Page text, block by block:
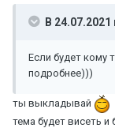
В 24.07.2021
Если будет кому
подробнее)))
ты выкладывай
тема будет висеть и